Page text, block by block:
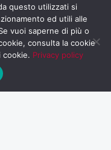
questo utilizzati si
ed utili alle
vuoi saperne di più o
consulta la cookie
cookie. Privacy policy